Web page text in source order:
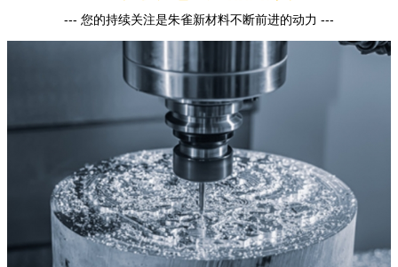
--- 您的持续关注是朱雀新材料不断前进的动力 ---